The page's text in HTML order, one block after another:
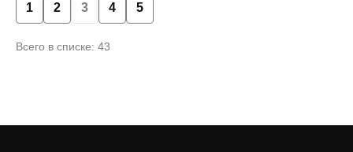
1 2 3 4 5
Всего в списке: 43